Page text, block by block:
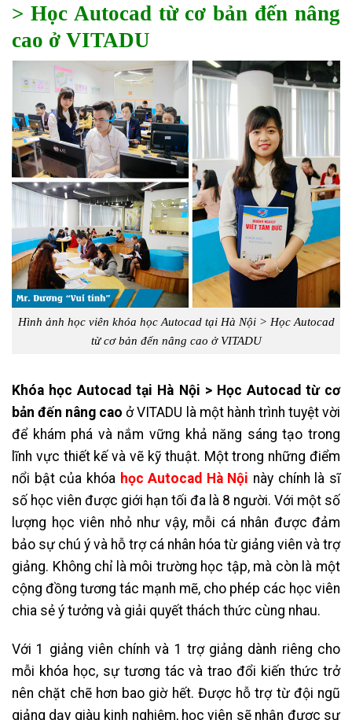
> Học Autocad từ cơ bản đến nâng
cao ở VITADU
Hình ảnh học viên khóa học Autocad tại Hà Nội > Học Autocad
từ cơ bản đến nâng cao ở VITADU
Khóa học Autocad tại Hà Nội > Học Autocad từ cơ
bản đến nâng cao ở VITADU là một hành trình tuyệt vời
để khám phá và nắm vững khả năng sáng tạo trong
lĩnh vực thiết kế và vẽ kỹ thuật. Một trong những điểm
nổi bật của khóa học Autocad Hà Nội này chính là sĩ
số học viên được giới hạn tối đa là 8 người. Với một số
lượng học viên nhỏ như vậy, mỗi cá nhân được đảm
bảo sự chú ý và hỗ trợ cá nhân hóa từ giảng viên và trợ
giảng. Không chỉ là môi trường học tập, mà còn là một
cộng đồng tương tác mạnh mẽ, cho phép các học viên
chia sẻ ý tưởng và giải quyết thách thức cùng nhau.
Với 1 giảng viên chính và 1 trợ giảng dành riêng cho
mỗi khóa học, sự tương tác và trao đổi kiến thức trở
nên chặt chẽ hơn bao giờ hết. Được hỗ trợ từ đội ngũ
giảng dạy giàu kinh nghiệm, học viên sẽ nhận được sự